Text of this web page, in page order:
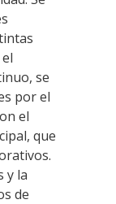
se
por el
el
que
y la
de